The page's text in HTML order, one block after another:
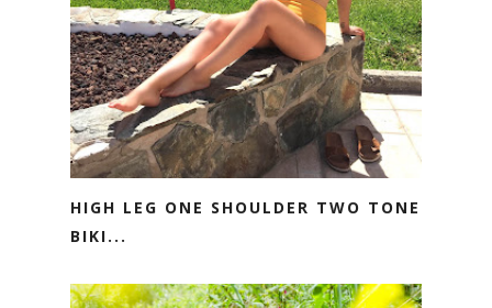
HIGH LEG ONE SHOULDER TWO TONE
BIKI...